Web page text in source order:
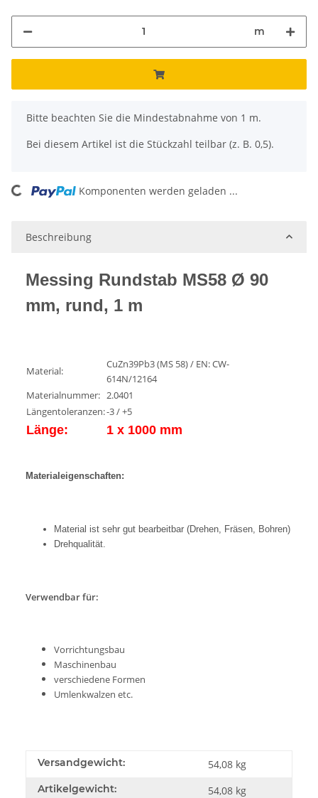
m
x
Bitte beachten Sie die Mindestabnahme von 1 m.
Bei diesem Artikel ist die Stückzahl teilbar (z. B. 0,5).
Komponenten werden geladen ...
Beschreibung
Messing Rundstab MS58 Ø 90
mm, rund, 1 m
Material:
CuZn39Pb3 (MS 58) / EN: CW-
614N/12164
Materialnummer: 2.0401
Längentoleranzen:-3 / +5
Länge: 1 x 1000 mm
Materialeigenschaften:
Material ist sehr gut bearbeitbar (Drehen, Fräsen, Bohren)
Drehqualität.
Verwendbar für:
Vorrichtungsbau
Maschinenbau
verschiedene Formen
Umlenkwalzen etc.
Versandgewicht: 54,08 kg
Artikelgewicht: 54,08 kg